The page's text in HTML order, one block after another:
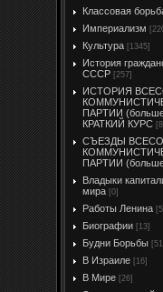
Классовая
Империализм
Культура [1345]
История
СССР [257]
ИСТОРИЯ
ПАРТИИ
КРАТКИЙ КУРС
СЪЕЗДЫ
ПАРТИИ
Владыки
мира [0]
Работы Ленина
Биографии [13]
Будни Борьбы [51]
В Израиле [16]
В Мире [26]